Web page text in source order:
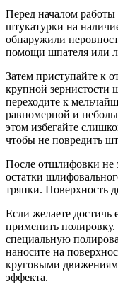
Перед началом работы
штукатурки на
обнаружили
помощи шпателя или
Затем приступайте к
крупной зернистости
переходите к
равномерной и
этом избегайте
чтобы не повредить
После отшлифовки не
остатки
тряпки. Поверхность
Если желаете достичь
применить полировку.
специальную
наносите на
круговыми
эффекта.